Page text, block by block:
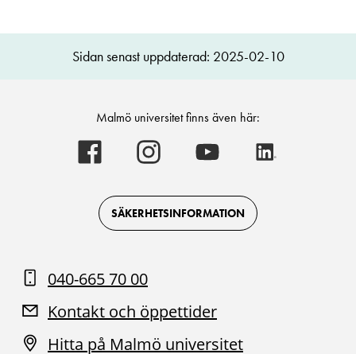
Sidan senast uppdaterad: 2025-02-10
Malmö universitet finns även här:
Malmö
universitet
on
Facebook
Malmö
universitet
on
Instagram
Malmö
universitet
on
Youtube
SÄKERHETSINFORMATION
040-665 70 00
Kontakt och öppettider
Hitta på Malmö universitet